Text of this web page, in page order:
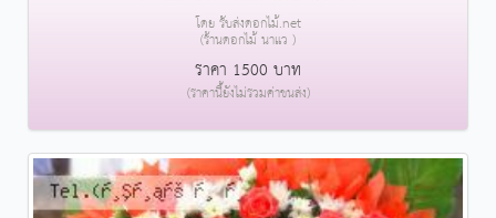
โดย รับส่งดอกไม้.net
(ร้านดอกไม้ นาแว )
ราคา 1500 บาท
(ราคานี้ยังไม่รวมค่าขนส่ง)